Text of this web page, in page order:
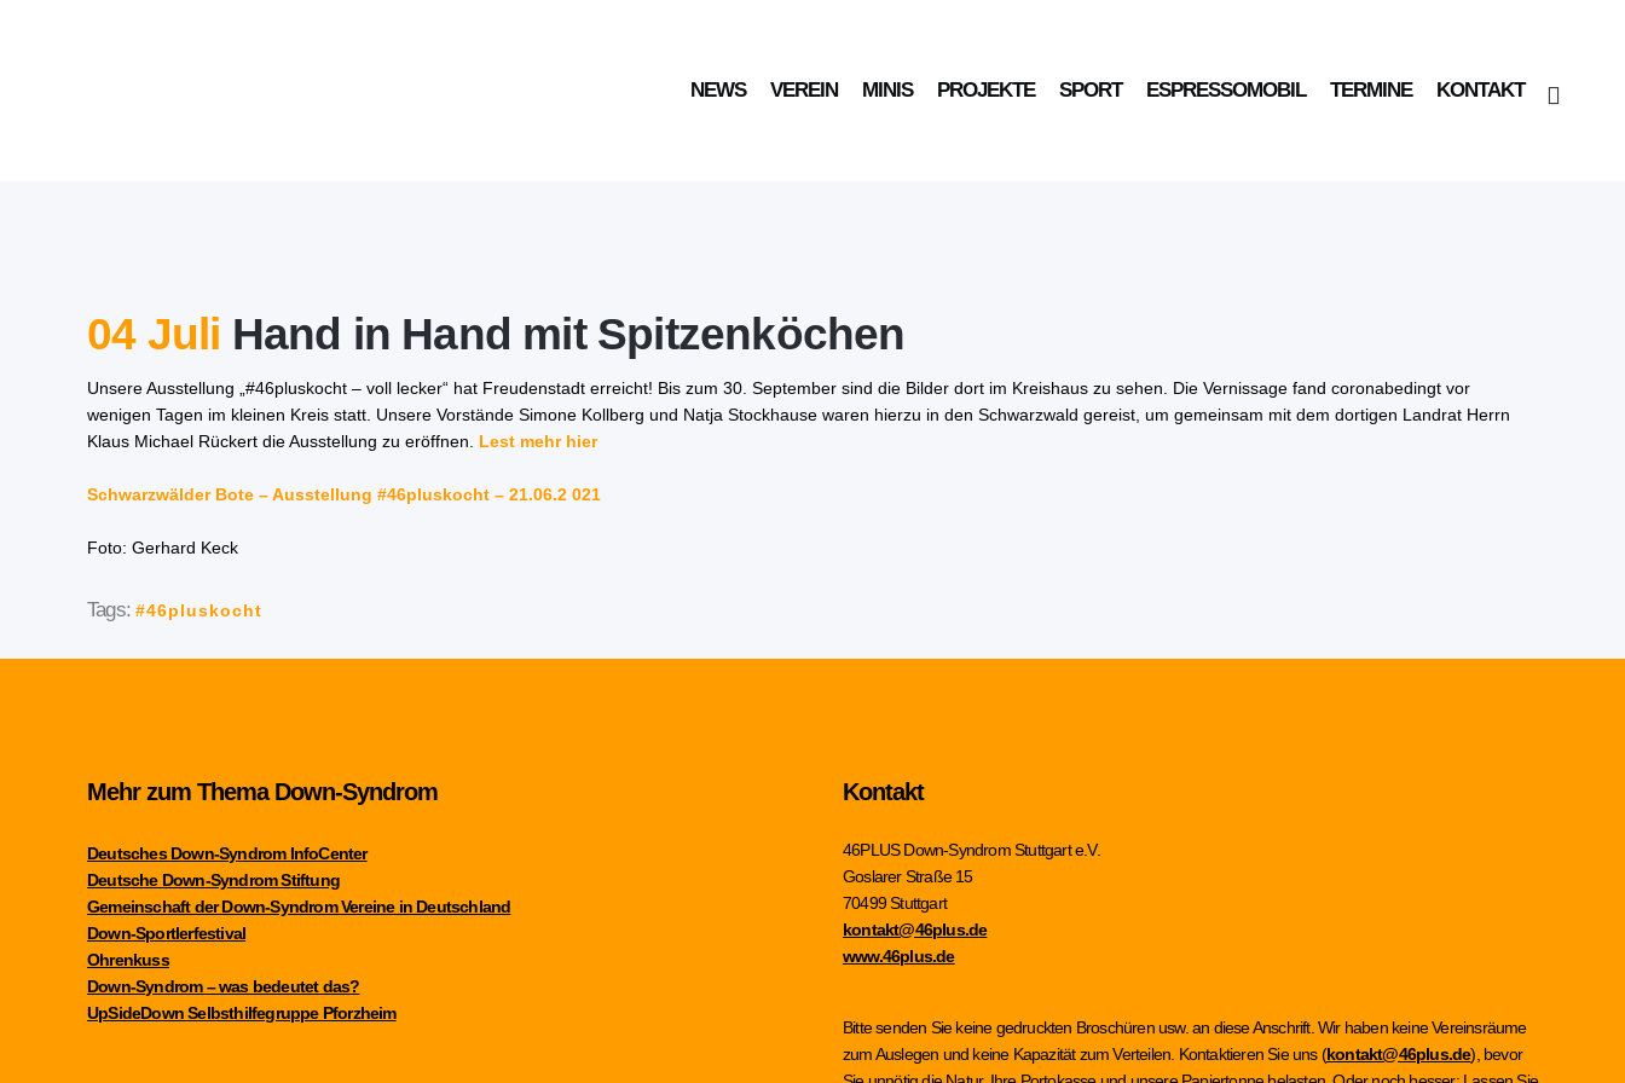
NEWS VEREIN MINIS PROJEKTE SPORT ESPRESSOMOBIL TERMINE KONTAKT
04 Juli Hand in Hand mit Spitzenköchen
Unsere Ausstellung „#46pluskocht – voll lecker“ hat Freudenstadt erreicht! Bis zum 30. September sind die Bilder dort im Kreishaus zu sehen. Die Vernissage fand coronabedingt vor
wenigen Tagen im kleinen Kreis statt. Unsere Vorstände Simone Kollberg und Natja Stockhause waren hierzu in den Schwarzwald gereist, um gemeinsam mit dem dortigen Landrat Herrn
Klaus Michael Rückert die Ausstellung zu eröffnen. Lest mehr hier
Schwarzwälder Bote – Ausstellung #46pluskocht – 21.06.2 021
Foto: Gerhard Keck
Tags: #46pluskocht
Mehr zum Thema Down-Syndrom
Deutsches Down-Syndrom InfoCenter
Deutsche Down-Syndrom Stiftung
Gemeinschaft der Down-Syndrom Vereine in Deutschland
Down-Sportlerfestival
Ohrenkuss
Down-Syndrom – was bedeutet das?
UpSideDown Selbsthilfegruppe Pforzheim
Kontakt
46PLUS Down-Syndrom Stuttgart e.V.
Goslarer Straße 15
70499 Stuttgart
kontakt@46plus.de
www.46plus.de
Bitte senden Sie keine gedruckten Broschüren usw. an diese Anschrift. Wir haben keine Vereinsräume
zum Auslegen und keine Kapazität zum Verteilen. Kontaktieren Sie uns (kontakt@46plus.de), bevor